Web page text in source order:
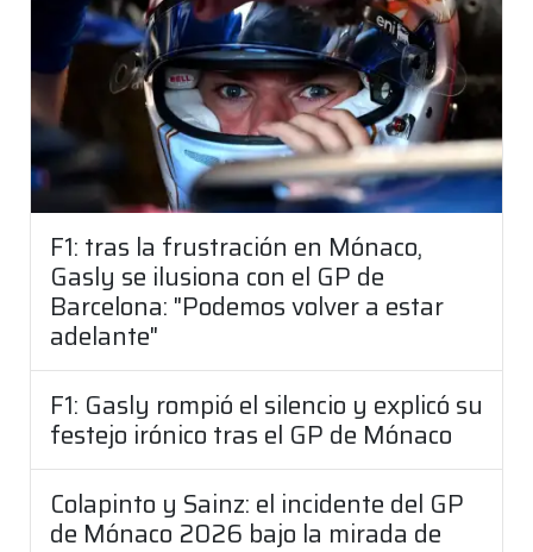
F1: tras la frustración en Mónaco,
Gasly se ilusiona con el GP de
Barcelona: "Podemos volver a estar
adelante"
F1: Gasly rompió el silencio y explicó su
festejo irónico tras el GP de Mónaco
Colapinto y Sainz: el incidente del GP
de Mónaco 2026 bajo la mirada de